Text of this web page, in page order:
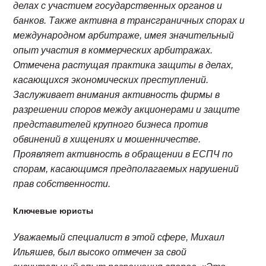
делах с участием государственных органов и
банков. Также активна в трансграничных спорах и
международном арбитраже, имея значительный
опыт участия в коммерческих арбитражах.
Отмечена растущая практика защиты в делах,
касающихся экономических преступлений.
Заслуживает внимания активность фирмы в
разрешении споров между акционерами и защите
представителей крупного бизнеса против
обвинений в хищениях и мошенничестве.
Проявляет активность в обращении в ЕСПЧ по
спорам, касающимся предполагаемых нарушений
прав собственности.
Ключевые юристы
Уважаемый специалист в этой сфере, Михаил
Ильяшев, был высоко отмечен за свой